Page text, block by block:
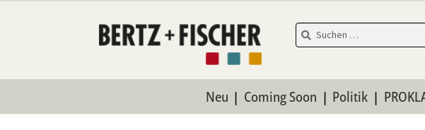
Zur
Navigation
Zum
Inhalt
Suchen
nach:
Suchen
Neu Coming Soon Politik